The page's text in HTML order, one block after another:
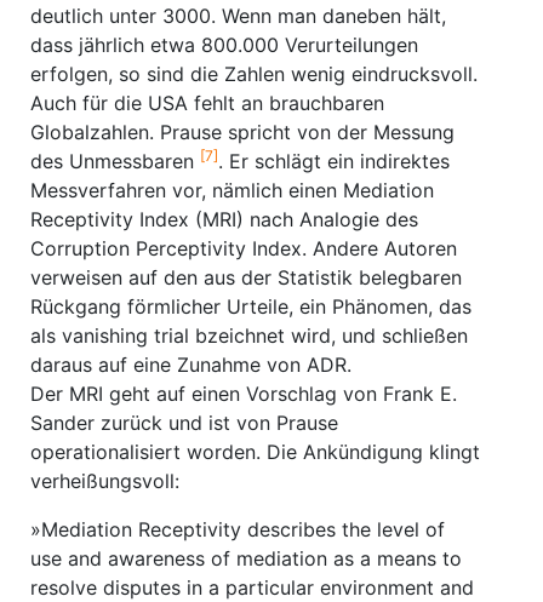
deutlich unter 3000. Wenn man daneben hält,
dass jährlich etwa 800.000 Verurteilungen
erfolgen, so sind die Zahlen wenig eindrucksvoll.
Auch für die USA fehlt an brauchbaren
Globalzahlen. Prause spricht von der Messung
des Unmessbaren [7]. Er schlägt ein indirektes
Messverfahren vor, nämlich einen Mediation
Receptivity Index (MRI) nach Analogie des
Corruption Perceptivity Index. Andere Autoren
verweisen auf den aus der Statistik belegbaren
Rückgang förmlicher Urteile, ein Phänomen, das
als vanishing trial bzeichnet wird, und schließen
daraus auf eine Zunahme von ADR.
Der MRI geht auf einen Vorschlag von Frank E.
Sander zurück und ist von Prause
operationalisiert worden. Die Ankündigung klingt
verheißungsvoll:
»Mediation Receptivity describes the level of
use and awareness of mediation as a means to
resolve disputes in a particular environment and